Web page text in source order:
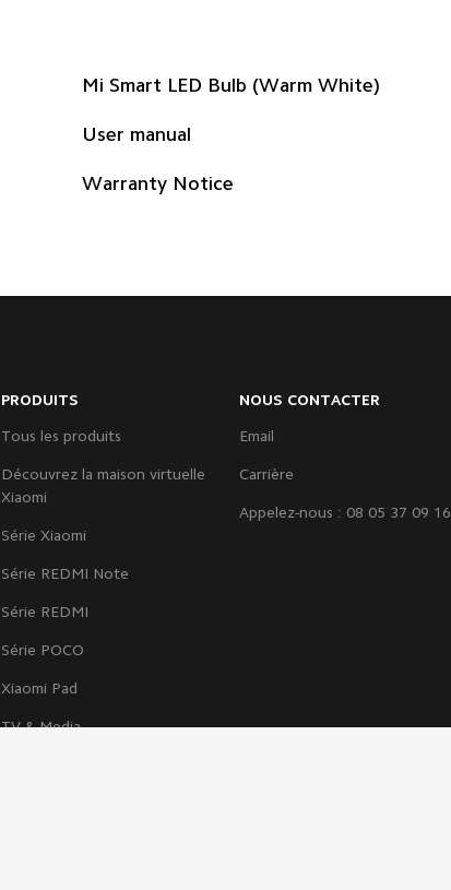
Mi Smart LED Bulb (Warm White)
User manual
Warranty Notice
PRODUITS
Tous les produits
Découvrez la maison virtuelle
Xiaomi
Série Xiaomi
Série REDMI Note
Série REDMI
Série POCO
Xiaomi Pad
TV & Media
NOUS CONTACTER
Email
Carrière
Appelez-nous : 08 05 37 09 16